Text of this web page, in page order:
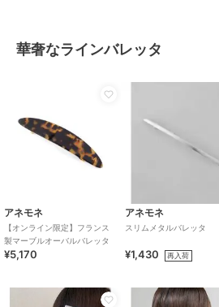
華奢なラインバレッタ
アネモネ
【オンライン限定】フランス
製マーブルオーバルバレッタ
¥5,170
アネモネ
スリムメタルバレッタ
¥1,430 再入荷